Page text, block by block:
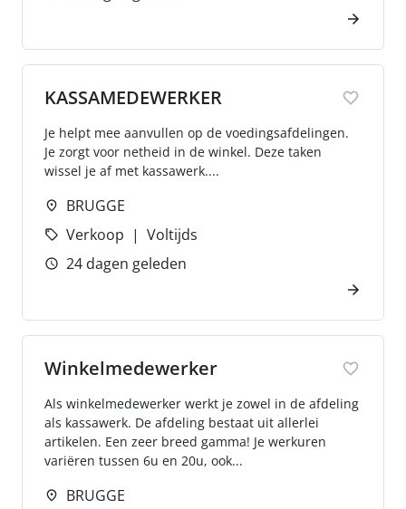
KASSAMEDEWERKER
Je helpt mee aanvullen op de voedingsafdelingen.
Je zorgt voor netheid in de winkel. Deze taken
wissel je af met kassawerk....
BRUGGE
Verkoop
Voltijds
24 dagen geleden
Winkelmedewerker
Als winkelmedewerker werkt je zowel in de afdeling
als kassawerk. De afdeling bestaat uit allerlei
artikelen. Een zeer breed gamma! Je werkuren
variëren tussen 6u en 20u, ook...
BRUGGE